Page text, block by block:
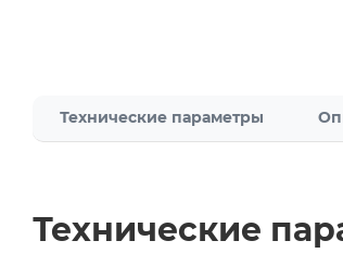
Технические параметры
Технические